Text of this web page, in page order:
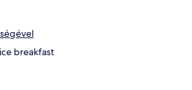
breakfast